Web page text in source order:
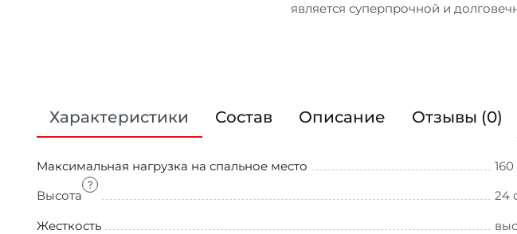
является суперпрочной и
Характеристики Состав Описание Отзывы (0)
Максимальная нагрузка на спальное место 160
Высота 24
Жесткость